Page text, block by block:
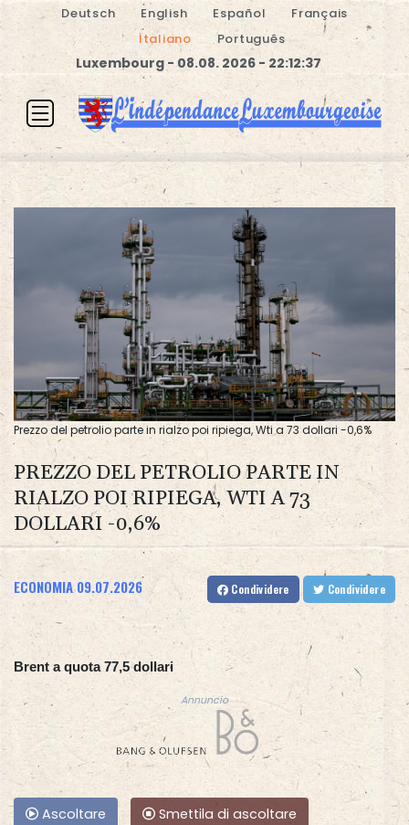
Deutsch English Español
Français
Italiano
Português
Luxembourg - 08.08. 2026 - 22:12:37
Prezzo del petrolio parte in rialzo poi ripiega, Wti a 73 dollari -0,6%
PREZZO DEL PETROLIO PARTE IN
RIALZO POI RIPIEGA, WTI A 73
DOLLARI -0,6%
ECONOMIA 09.07.2026 Condividere Condividere
Brent a quota 77,5 dollari
Annuncio
Ascoltare Smettila di ascoltare